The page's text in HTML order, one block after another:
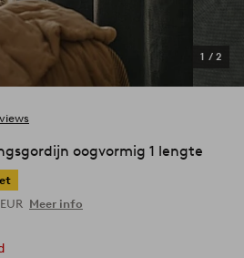
1 / 2
oogvormig 1 lengte
Meer info